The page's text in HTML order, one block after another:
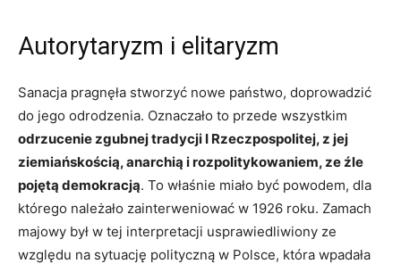
Autorytaryzm i elitaryzm
Sanacja pragnęła stworzyć nowe państwo, doprowadzić
do jego odrodzenia. Oznaczało to przede wszystkim
odrzucenie zgubnej tradycji I Rzeczpospolitej, z jej
ziemiańskością, anarchią i rozpolitykowaniem, ze źle
pojętą demokracją. To właśnie miało być powodem, dla
którego należało zainterweniować w 1926 roku. Zamach
majowy był w tej interpretacji usprawiedliwiony ze
względu na sytuację polityczną w Polsce, która wpadała